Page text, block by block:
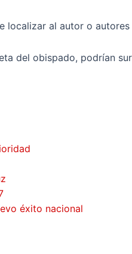
localizar al autor o
del obispado, podrían
éxito nacional